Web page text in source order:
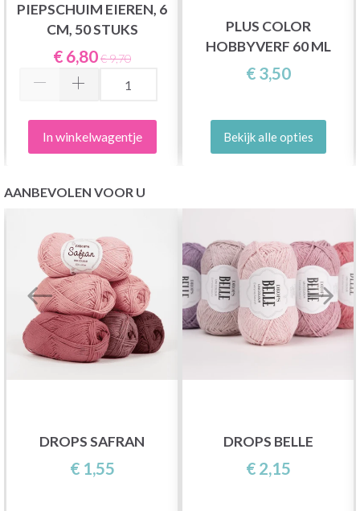
PIEPSCHUIM EIEREN, 6
CM, 50 STUKS
€ 6,80€ 9,70
In winkelwagentje
PLUS COLOR
HOBBYVERF 60 ML
€ 3,50
Bekijk alle opties
AANBEVOLEN VOOR U
DROPS SAFRAN
€ 1,55
DROPS BELLE
€ 2,15